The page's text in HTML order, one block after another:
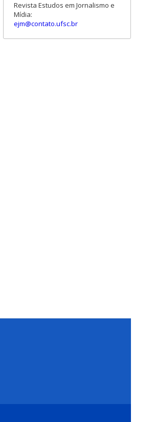
Revista Estudos em Jornalismo e
Mídia:
ejm@contato.ufsc.br